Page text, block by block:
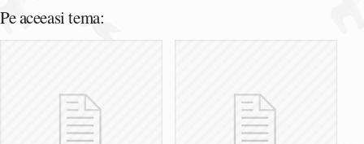
Pe aceeasi tema: